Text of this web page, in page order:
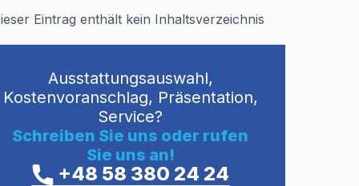
Eintrag enthält kein Inhaltsverzeichnis
Ausstattungsauswahl,
Kostenvoranschlag, Präsentation,
Service?
Schreiben Sie uns oder rufen
Sie uns an!
+48 58 380 24 24